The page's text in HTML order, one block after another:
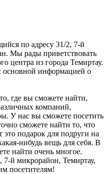
по адресу 31/2, 7-й
Мы рады приветствовать
центра из города Темиртау.
основной информацией о
где вы сможете найти,
компаний,
У нас вы сможете посетить
сможете найти то, что
подарок для подруги на
нибудь вещь для себя. В
найти очень многое.
7-й микрорайон, Темиртау,
посетителям!